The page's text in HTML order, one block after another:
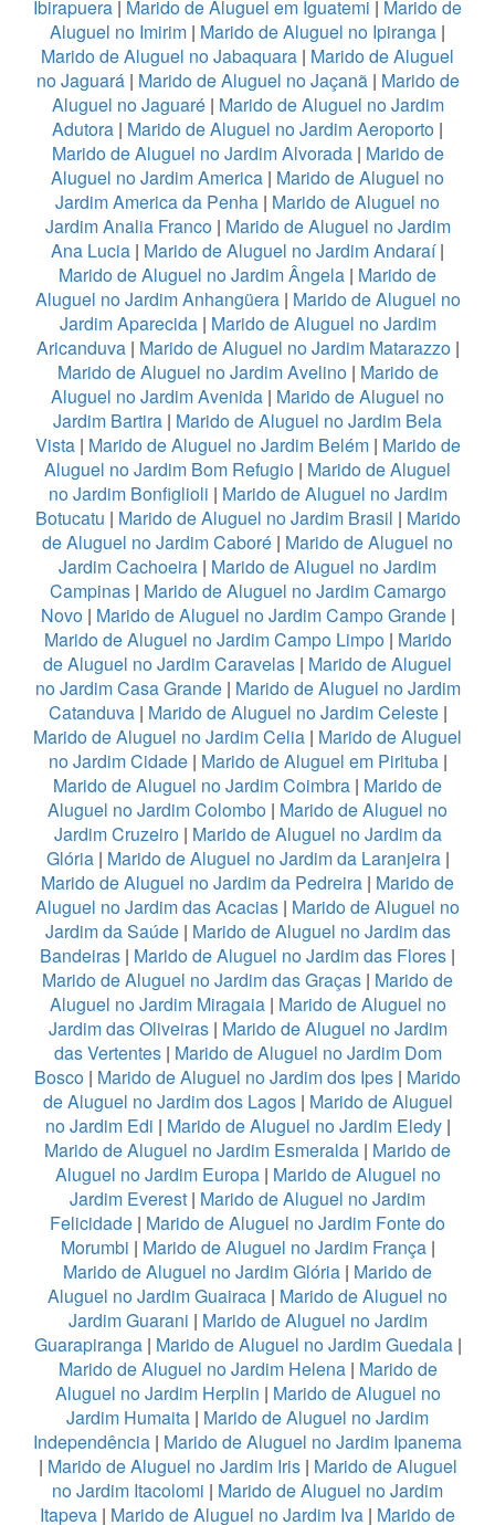
Ibirapuera | Marido de Aluguel em Iguatemi | Marido de
Aluguel no Imirim | Marido de Aluguel no Ipiranga |
Marido de Aluguel no Jabaquara | Marido de Aluguel
no Jaguará| Marido de Aluguel no Jaçanã| Marido de
Aluguel no Jaguaré| Marido de Aluguel no Jardim
Adutora | Marido de Aluguel no Jardim Aeroporto |
Marido de Aluguel no Jardim Alvorada| Marido de
Aluguel no Jardim America | Marido de Aluguel no
Jardim America da Penha | Marido de Aluguel no
Jardim Analia Franco| Marido de Aluguel no Jardim
Ana Lucia | Marido de Aluguel no Jardim Andaraí|
Marido de Aluguel no Jardim Ângela | Marido de
Aluguel no Jardim Anhangüera| Marido de Aluguel no
Jardim Aparecida| Marido de Aluguel no Jardim
Aricanduva| Marido de Aluguel no Jardim Matarazzo|
Marido de Aluguel no Jardim Avelino| Marido de
Aluguel no Jardim Avenida | Marido de Aluguel no
Jardim Bartira | Marido de Aluguel no Jardim Bela
Vista| Marido de Aluguel no Jardim Belém| Marido de
Aluguel no Jardim Bom Refugio | Marido de Aluguel
no Jardim Bonfiglioli | Marido de Aluguel no Jardim
Botucatu | Marido de Aluguel no Jardim Brasil | Marido
de Aluguel no Jardim Caboré | Marido de Aluguel no
Jardim Cachoeira | Marido de Aluguel no Jardim
Campinas| Marido de Aluguel no Jardim Camargo
Novo| Marido de Aluguel no Jardim Campo Grande|
Marido de Aluguel no Jardim Campo Limpo| Marido
de Aluguel no Jardim Caravelas | Marido de Aluguel
no Jardim Casa Grande| Marido de Aluguel no Jardim
Catanduva| Marido de Aluguel no Jardim Celeste|
Marido de Aluguel no Jardim Celia | Marido de Aluguel
no Jardim Cidade| Marido de Aluguel em Pirituba|
Marido de Aluguel no Jardim Coimbra | Marido de
Aluguel no Jardim Colombo | Marido de Aluguel no
Jardim Cruzeiro| Marido de Aluguel no Jardim da
Glória| Marido de Aluguel no Jardim da Laranjeira|
Marido de Aluguel no Jardim da Pedreira | Marido de
Aluguel no Jardim das Acacias | Marido de Aluguel no
Jardim da Saúde| Marido de Aluguel no Jardim das
Bandeiras | Marido de Aluguel no Jardim das Flores |
Marido de Aluguel no Jardim das Graças | Marido de
Aluguel no Jardim Miragaia| Marido de Aluguel no
Jardim das Oliveiras| Marido de Aluguel no Jardim
das Vertentes| Marido de Aluguel no Jardim Dom
Bosco | Marido de Aluguel no Jardim dos Ipes | Marido
de Aluguel no Jardim dos Lagos| Marido de Aluguel
no Jardim Edi | Marido de Aluguel no Jardim Eledy|
Marido de Aluguel no Jardim Esmeralda | Marido de
Aluguel no Jardim Europa| Marido de Aluguel no
Jardim Everest | Marido de Aluguel no Jardim
Felicidade | Marido de Aluguel no Jardim Fonte do
Morumbi | Marido de Aluguel no Jardim França|
Marido de Aluguel no Jardim Glória | Marido de
Aluguel no Jardim Guairaca | Marido de Aluguel no
Jardim Guarani | Marido de Aluguel no Jardim
Guarapiranga| Marido de Aluguel no Jardim Guedala|
Marido de Aluguel no Jardim Helena| Marido de
Aluguel no Jardim Herplin | Marido de Aluguel no
Jardim Humaita | Marido de Aluguel no Jardim
Independência | Marido de Aluguel no Jardim Ipanema
| Marido de Aluguel no Jardim Iris| Marido de Aluguel
no Jardim Itacolomi | Marido de Aluguel no Jardim
Itapeva | Marido de Aluguel no Jardim Iva | Marido de